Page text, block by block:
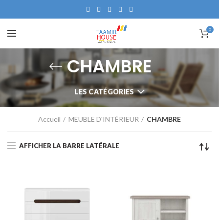
0
CHAMBRE
LES CATÉGORIES
Accueil MEUBLE D'INTÉRIEUR CHAMBRE
AFFICHER LA BARRE LATÉRALE